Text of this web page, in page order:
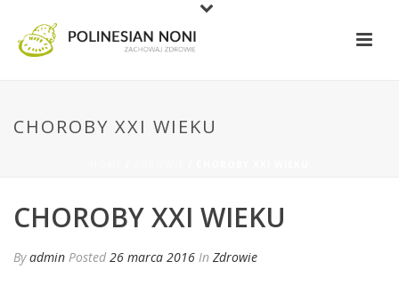
CHOROBY XXI WIEKU
CHOROBY XXI WIEKU
Byadmin Posted 26 marca 2016 In Zdrowie